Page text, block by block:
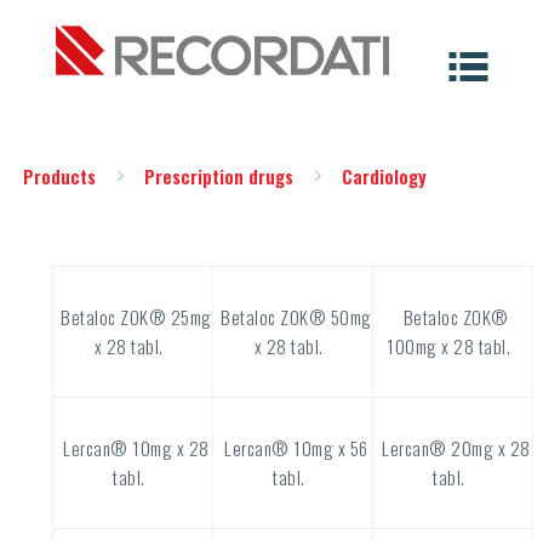
Products Prescription drugs Cardiology
Betaloc ZOK® 25mg
x 28 tabl.
Betaloc ZOK® 50mg
x 28 tabl.
Betaloc ZOK®
100mg x 28 tabl.
Lercan® 10mg x 28
tabl.
Lercan® 10mg x 56
tabl.
Lercan® 20mg x 28
tabl.